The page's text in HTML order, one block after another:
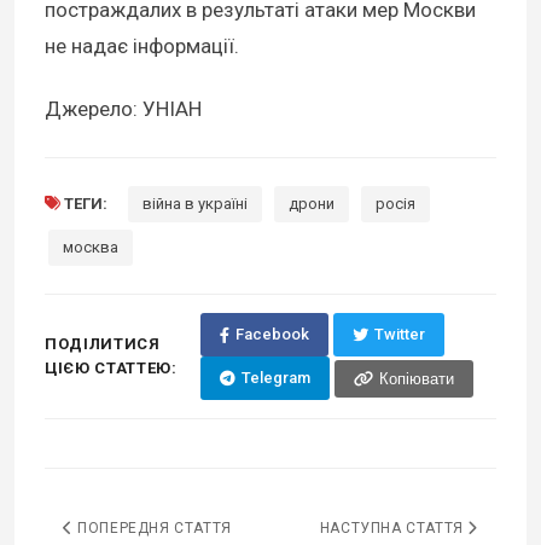
постраждалих в результаті атаки мер Москви
не надає інформації.
Джерело: УНІАН
ТЕГИ: війна в україні дрони росія
москва
ПОДІЛИТИСЯ
ЦІЄЮ СТАТТЕЮ:
Facebook Twitter
Telegram Копіювати
ПОПЕРЕДНЯ СТАТТЯ НАСТУПНА СТАТТЯ